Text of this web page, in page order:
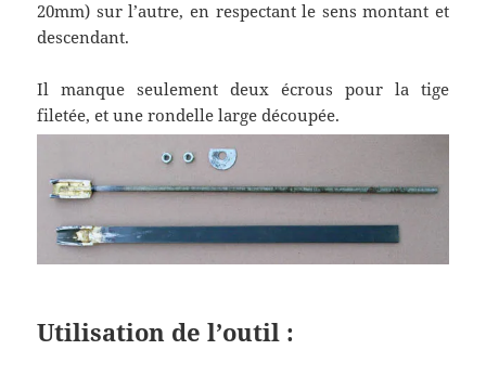
20mm) sur l’autre, en respectant le sens montant et
descendant.
Il manque seulement deux écrous pour la tige
filetée, et une rondelle large découpée.
Utilisation de l’outil :